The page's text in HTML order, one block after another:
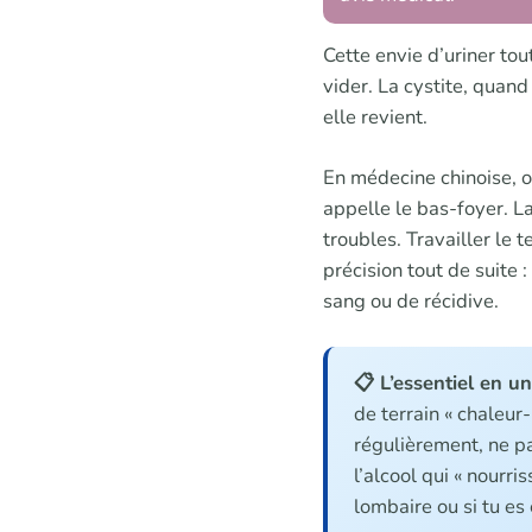
Cette envie d’uriner
vider. La cystite,
elle revient.
En médecine chinoise,
appelle le bas-foyer.
troubles. Travailler le
précision tout de suite
sang ou de récidive.
📋 L’essentiel en
de terrain «
régulièrement, ne
l’alcool qui «
lombaire ou si tu